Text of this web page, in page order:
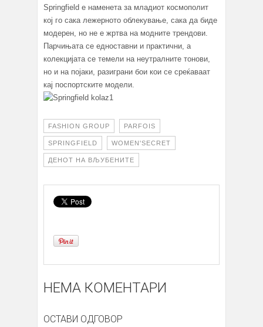
Springfield е наменета за младиот космополит
кој го сака лежерното облекување, сака да биде
модерен, но не е жртва на модните трендови.
Парчињата се едноставни и практични, а
колекцијата се темели на неутралните тонови,
но и на појаки, разиграни бои кои се среќаваат
кај поспортските модели.
FASHION GROUP PARFOIS
SPRINGFIELD WOMEN'SECRET
ДЕНОТ НА ВЉУБЕНИТЕ
НЕМА КОМЕНТАРИ
ОСТАВИ ОДГОВОР